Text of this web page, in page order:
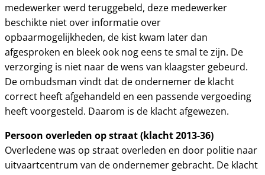
medewerker werd teruggebeld, deze medewerker
beschikte niet over informatie over
opbaarmogelijkheden, de kist kwam later dan
afgesproken en bleek ook nog eens te smal te zijn. De
verzorging is niet naar de wens van klaagster gebeurd.
De ombudsman vindt dat de ondernemer de klacht
correct heeft afgehandeld en een passende vergoeding
heeft voorgesteld. Daarom is de klacht afgewezen.
Persoon overleden op straat (klacht 2013-36)
Overledene was op straat overleden en door politie naar
uitvaartcentrum van de ondernemer gebracht. De klacht